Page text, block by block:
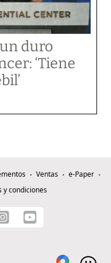
duro
‘Tiene
Ventas
e-Paper
y condiciones